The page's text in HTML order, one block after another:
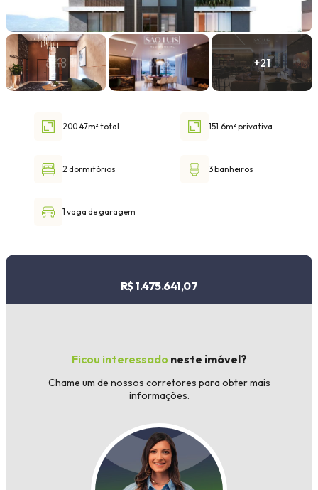
Faixa de valor
30.000,00até1.000.000,00 ou +
200.47m² total 151.6m² privativa
2 dormitórios 3 banheiros
1 vaga de garagem
R$ 1.475.641,07
Ficou interessado neste imóvel?
Chame um de nossos corretores para obter mais
informações.